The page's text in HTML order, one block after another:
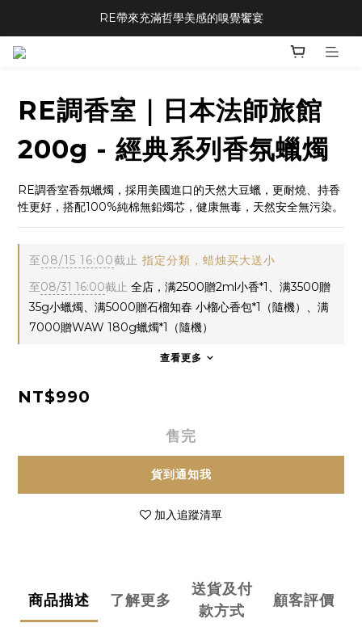
RE帶來充滿哲學美感的嗅覺饗宴
RE調香室｜日本法師旅館
200g - 經典系列香氛蠟燭
RE調香室香氛蠟燭，採用美國進口的天然大豆蠟，更耐燒、持香
性更好，搭配100%純棉無鉛燭芯，健康無毒，天然安全無污染。
至08/15 16:00截止 指定分類，蜡烛买大送小
至08/31 16:00截止 全店，满2500贈2ml小香*1、满3500贈
35g小蠟燭、满5000贈石榴知春 小榴心香包*1（隨機）、满
7000贈WAW 180g蠟燭*1（隨機）
查看更多
NT$990
售完
貨到通知我
加入追蹤清單
商品描述 了解更多
送貨及付
款方式
顧客評價